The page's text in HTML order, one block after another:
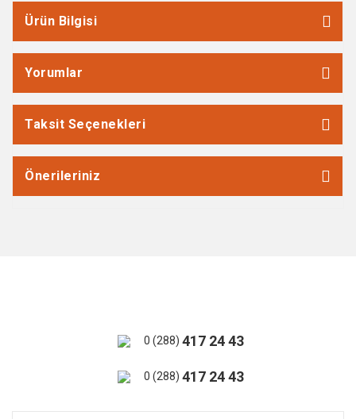
Ürün Bilgisi
Yorumlar
Taksit Seçenekleri
Önerileriniz
0 (288) 417 24 43
0 (288) 417 24 43